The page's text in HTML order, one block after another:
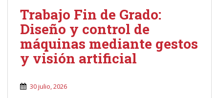
Trabajo Fin de Grado:
Diseño y control de
máquinas mediante gestos
y visión artificial
30 julio, 2026